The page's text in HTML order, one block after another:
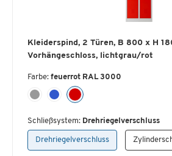
Kleiderspind, 2 Türen, B 800 x H
Vorhängeschloss, lichtgrau/rot
Farbe: feuerrot RAL 3000
Schließsystem: Drehriegelverschluss
Drehriegelverschluss